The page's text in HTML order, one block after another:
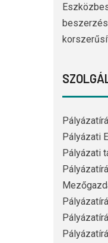
Pályázati
Pályázati